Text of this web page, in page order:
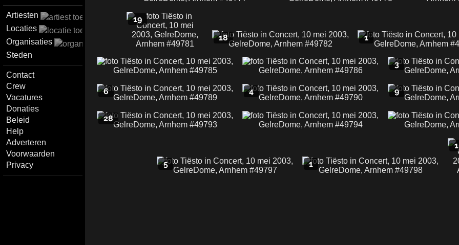
Artiesten
Locaties
Organisaties
Steden
Contact
Crew
Vacatures
Donaties
Beleid
Help
Adverteren
Voorwaarden
Privacy
19
18
1
3
6 4 9
28
5 1